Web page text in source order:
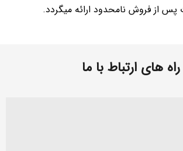
پس از فروش نامحدود ارائه میگردد.
راه های ارتباط با ما